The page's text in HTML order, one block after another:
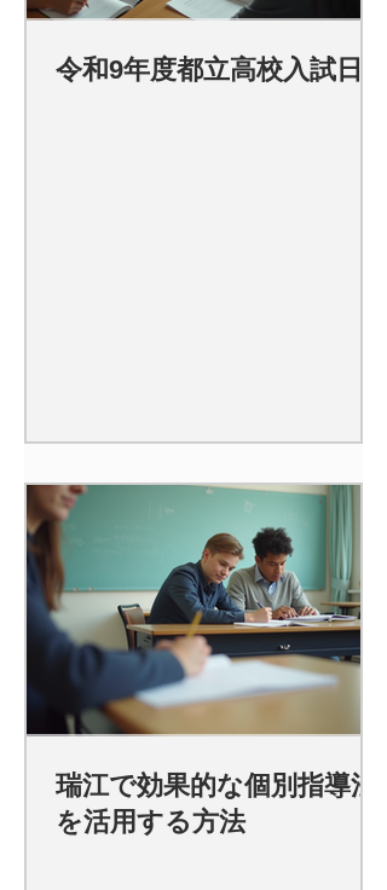
令和9年度都立高校入試日程
瑞江で効果的な個別指導法
を活用する方法